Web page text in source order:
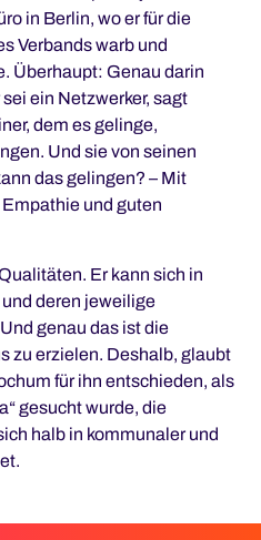
in Berlin, wo er für die
Verbands warb und
Überhaupt: Genau darin
ein Netzwerker, sagt
dem es gelinge,
Und sie von seinen
das gelingen? – Mit
und guten
Er kann sich in
deren jeweilige
genau das ist die
zu erzielen. Deshalb, glaubt
für ihn entschieden, als
gesucht wurde, die
halb in kommunaler und